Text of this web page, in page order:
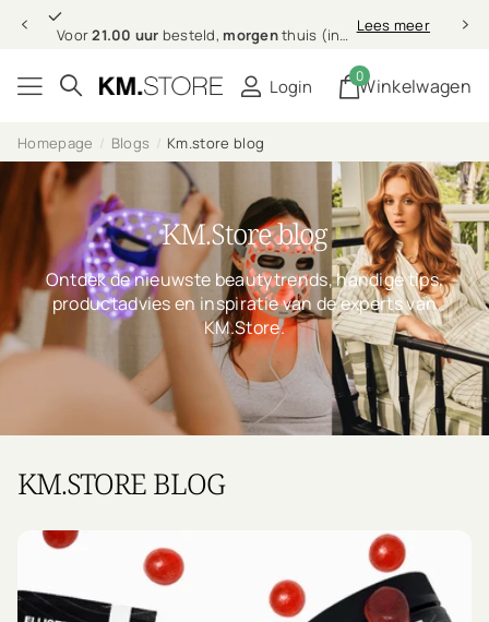
Professionelehaarverzorging bij jou thuis Lees meer
Login Winkelwagen
0
Homepage Blogs Km.store blog
KM.Store blog
Ontdek de nieuwste beautytrends, handige tips,
productadvies en inspiratie van de experts van
KM.Store.
KM.STORE BLOG